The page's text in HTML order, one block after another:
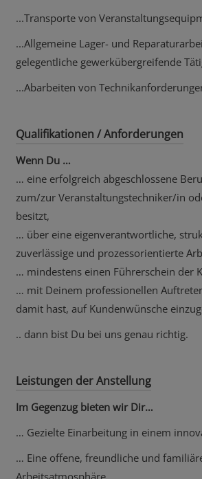
...Transporte von
...Allgemeine Lager- und
gelegentliche gewerkübergreifende
...Abarbeiten von
Qualifikationen / Anforderungen
Wenn Du …
… eine erfolgreich abgeschlossene
zum/zur Veranstaltungstechniker/in
besitzt,
… über eine eigenverantwortliche,
zuverlässige und prozessorientierte
… mindestens einen Führerschein der
… mit Deinem professionellen
damit hast, auf Kundenwünsche
.. dann bist Du bei uns genau richtig.
Leistungen der Anstellung
Im Gegenzug bieten wir Dir…
… Gezielte Einarbeitung in einem
… Eine offene, freundliche und
Arbeitsatmosphäre